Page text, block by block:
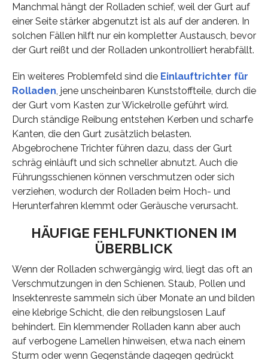
Manchmal hängt der Rolladen schief, weil der Gurt auf
einer Seite stärker abgenutzt ist als auf der anderen. In
solchen Fällen hilft nur ein kompletter Austausch, bevor
der Gurt reißt und der Rolladen unkontrolliert herabfällt.
Ein weiteres Problemfeld sind die Einlauftrichter für
Rolladen , jene unscheinbaren Kunststoffteile, durch die
der Gurt vom Kasten zur Wickelrolle geführt wird.
Durch ständige Reibung entstehen Kerben und scharfe
Kanten, die den Gurt zusätzlich belasten.
Abgebrochene Trichter führen dazu, dass der Gurt
schräg einläuft und sich schneller abnutzt. Auch die
Führungsschienen können verschmutzen oder sich
verziehen, wodurch der Rolladen beim Hoch- und
Herunterfahren klemmt oder Geräusche verursacht.
HÄUFIGE FEHLFUNKTIONEN IM
ÜBERBLICK
Wenn der Rolladen schwergängig wird, liegt das oft an
Verschmutzungen in den Schienen. Staub, Pollen und
Insektenreste sammeln sich über Monate an und bilden
eine klebrige Schicht, die den reibungslosen Lauf
behindert. Ein klemmender Rolladen kann aber auch
auf verbogene Lamellen hinweisen, etwa nach einem
Sturm oder wenn Gegenstände dagegen gedrückt